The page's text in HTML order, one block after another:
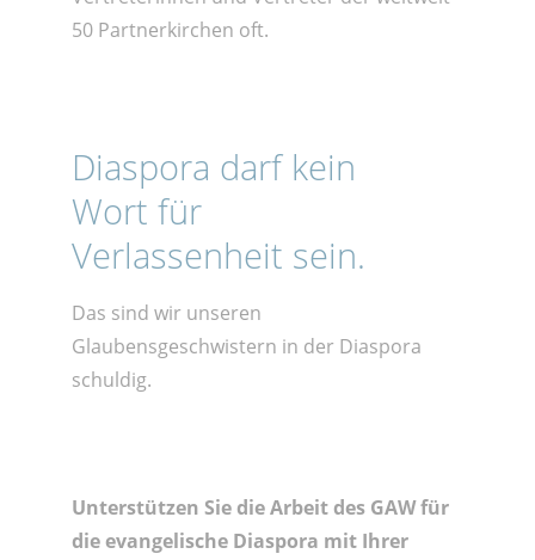
50 Partnerkirchen oft.
Diaspora darf kein
Wort für
Verlassenheit sein.
Das sind wir unseren
Glaubensgeschwistern in der Diaspora
schuldig.
Unterstützen Sie die Arbeit des GAW für
die evangelische Diaspora mit Ihrer